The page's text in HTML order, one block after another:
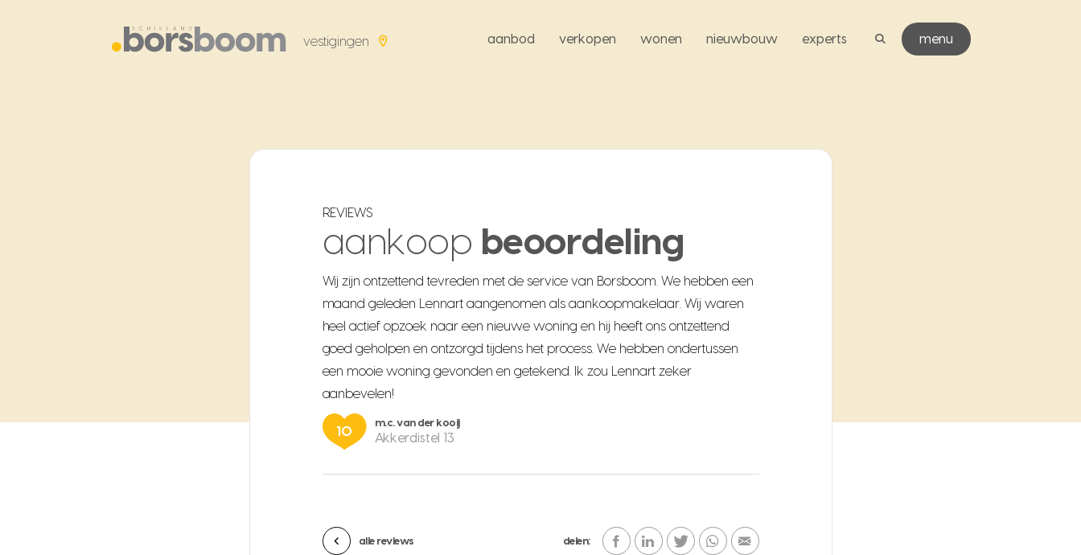
vestigingen aanbod verkopen wonen nieuwbouw experts menu
REVIEWS
aankoop beoordeling
Wij zijn ontzettend tevreden met de service van Borsboom. We hebben een
maand geleden Lennart aangenomen als aankoopmakelaar. Wij waren
heel actief opzoek naar een nieuwe woning en hij heeft ons ontzettend
goed geholpen en ontzorgd tijdens het process. We hebben ondertussen
een mooie woning gevonden en getekend. Ik zou Lennart zeker
aanbevelen!
10
m.c. van der kooij
Akkerdistel 13
delen:
alle reviews